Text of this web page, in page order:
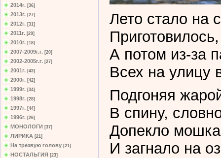
2014г. [36]
2013г. [27]
2012г. [31]
2011г. [29]
2010г. [18]
2007-2009г.г. [20]
2002-2005г.г. [27]
2001г. [43]
2000г. [42]
1999г. [34]
1998г. [28]
1997г. [44]
1996г. [26]
МОНОЛОГИ [37]
ЛИРИКА [21]
На трезвую голову [21]
НОСТАЛЬГИЯ [23]
Лето стало на
А потом из-за
Всех на улицу
Подгоняя
В спину,
Допекло
И загнало на